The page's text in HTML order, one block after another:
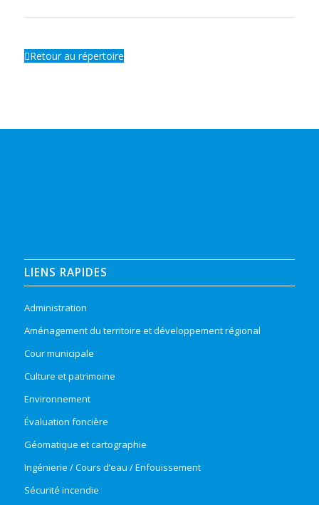
Retour au répertoire
LIENS RAPIDES
Administration
Aménagement du territoire et développement régional
Cour municipale
Culture et patrimoine
Environnement
Évaluation foncière
Géomatique et cartographie
Ingénierie / Cours d’eau / Enfouissement
Sécurité incendie